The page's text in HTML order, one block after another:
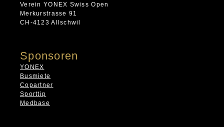
Verein YONEX Swiss Open
Merkurstrasse 91
CH-4123 Allschwil
Sponsoren
YONEX
Busmiete
Copartner
Sporttip
Medbase